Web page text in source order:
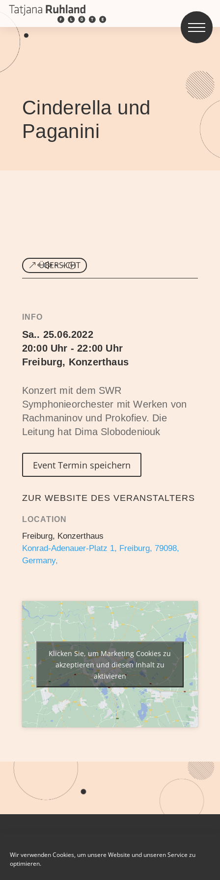
Wir verwenden Cookies, um unsere Website und unseren Service zu
optimieren.
Cinderella und
Paganini
ÜBERSICHT
INFO
Sa.. 25.06.2022
20:00 Uhr - 22:00 Uhr
Freiburg, Konzerthaus
Konzert mit dem SWR
Symphonieorchester mit Werken von
Rachmaninov und Prokofiev. Die
Leitung hat Dima Slobodeniouk
Event Termin speichern
ZUR WEBSITE DES VERANSTALTERS
LOCATION
Freiburg, Konzerthaus
Konrad-Adenauer-Platz 1, Freiburg, 79098,
Germany,
Klicken Sie, um Marketing Cookies zu
akzeptieren und diesen Inhalt zu
aktivieren